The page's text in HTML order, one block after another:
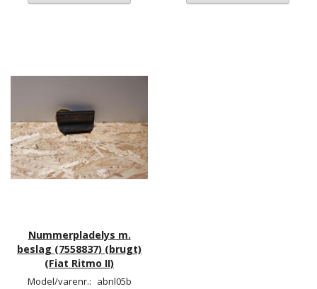
Nummerpladelys m.
beslag (7558837) (brugt)
(Fiat Ritmo II)
Model/varenr.: abnl05b